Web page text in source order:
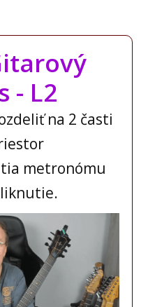
- L2
na 2 časti
metronómu